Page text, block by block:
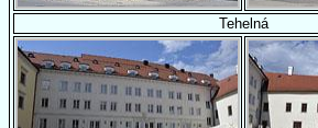
Tehelná